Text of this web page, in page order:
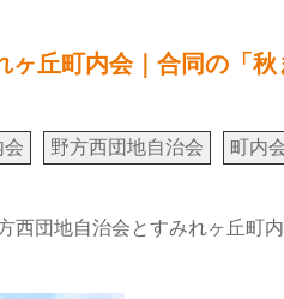
ヶ丘町内会｜合同の「
会 野方西団地自治会 町内
西団地自治会とすみれヶ丘町